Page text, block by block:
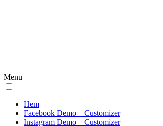
Menu
Hem
Facebook Demo – Customizer
Instagram Demo – Customizer